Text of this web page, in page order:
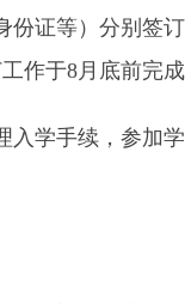
证等）分别签
作于8月底前完成
学手续，参加学